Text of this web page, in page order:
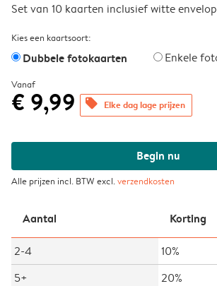
Set van 10 kaarten inclusief witte
Kies een kaartsoort:
Dubbele fotokaarten Enkele
Vanaf
€ 9,99 offers Elke dag lage prijzen
Begin nu
Alle prijzen incl. BTW excl.verzendkosten
Aantal Korting
2-4
10%
5+
20%